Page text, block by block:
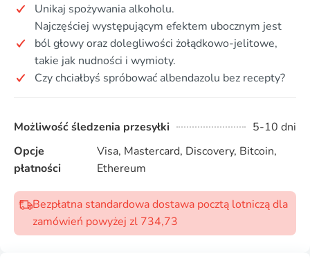
Unikaj spożywania alkoholu.
Najczęściej występującym efektem ubocznym jest
ból głowy oraz dolegliwości żołądkowo-jelitowe,
takie jak nudności i wymioty.
Czy chciałbyś spróbować albendazolu bez recepty?
Możliwość śledzenia przesyłki
5-10 dni
Opcje
płatności
Visa, Mastercard, Discovery, Bitcoin,
Ethereum
Bezpłatna standardowa dostawa pocztą lotniczą dla
zamówień powyżej zl 734,73